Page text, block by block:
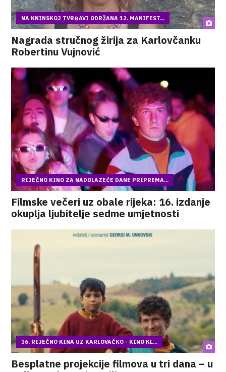
NA KNINSKOJ TVRĐAVI ODRŽANA 12. MANIFEST...
Nagrada stručnog žirija za Karlovčanku
Robertinu Vujnović
RIJEČNO KINO ZA NADOLAZEĆE DANE PRIPREMA...
Filmske večeri uz obale rijeka: 16. izdanje
okuplja ljubitelje sedme umjetnosti
16. RIJEČNO KINA UZ KARLOVAČKO - KINO KL...
Besplatne projekcije filmova u tri dana – u